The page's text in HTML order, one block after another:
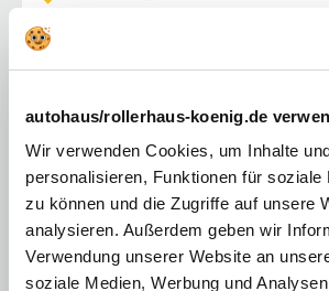
autohaus/rollerhaus-koenig.de
Wir verwenden Cookies, um Inhalte
personalisieren, Funktionen für soziale
zu können und die Zugriffe auf unsere
analysieren. Außerdem geben wir
Verwendung unserer Website an
soziale Medien, Werbung und
Tempomat
abgedunkelte Scheiben im Fond
Außenspiegel abklappbar
Außenspiegel elektr.
keyless-Go
Lederlenkrad